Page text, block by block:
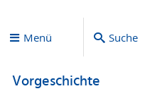
Menü Suche
Vorgeschichte